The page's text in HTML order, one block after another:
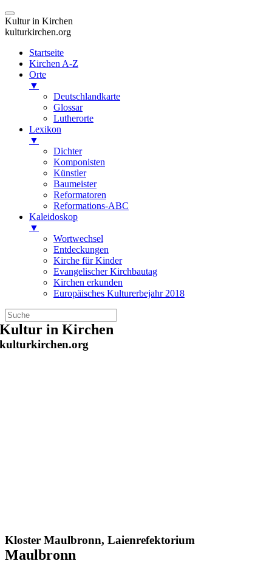
Kultur in Kirchen
kulturkirchen.org
Startseite
Kirchen A-Z
Orte
▼
Deutschlandkarte
Glossar
Lutherorte
Lexikon
▼
Dichter
Komponisten
Künstler
Baumeister
Reformatoren
Reformations-ABC
Kaleidoskop
▼
Wortwechsel
Entdeckungen
Kirche für Kinder
Evangelischer Kirchbautag
Kirchen erkunden
Europäisches Kulturerbejahr 2018
Zum
Inhalt
springen
Kultur in Kirchen
kulturkirchen.org
Kloster Maulbronn, Laienrefektorium
Maulbronn